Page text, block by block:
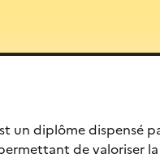
un diplôme dispensé
de valoriser